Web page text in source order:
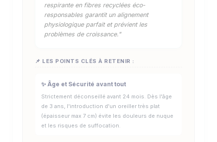
respirante en fibres recyclées éco-
responsables garantit un alignement
physiologique parfait et prévient les
problèmes de croissance."
📌 LES POINTS CLÉS À RETENIR :
✨ Âge et Sécurité avant tout
Strictement déconseillé avant 24 mois. Dès l'âge
de 3 ans, l'introduction d'un oreiller très plat
(épaisseur max 7 cm) évite les douleurs de nuque
et les risques de suffocation.